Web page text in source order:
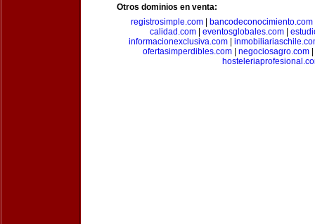
Otros dominios en venta:
registrosimple.com
bancodeconocimiento.com
calidad.com
eventosglobales.com
informacionexclusiva.com|
ofertasimperdibles.com
negociosagro.com